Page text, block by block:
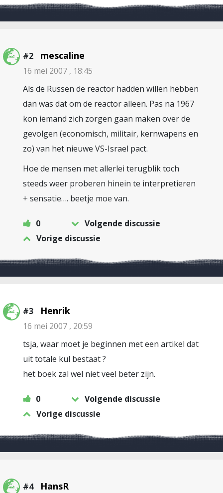
#2 mescaline
16 mei 2007 , 18:45
Als de Russen de reactor hadden willen hebben
dan was dat om de reactor alleen. Pas na 1967
kon iemand zich zorgen gaan maken over de
gevolgen (economisch, militair, kernwapens en
zo) van het nieuwe VS-Israel pact.
Hoe de mensen met allerlei terugblik toch
steeds weer proberen hinein te interpretieren
+ sensatie…. beetje moe van.
0
Volgende discussie
Vorige discussie
#3 Henrik
16 mei 2007 , 20:59
tsja, waar moet je beginnen met een artikel dat
uit totale kul bestaat ?
het boek zal wel niet veel beter zijn.
0
Volgende discussie
Vorige discussie
#4 HansR